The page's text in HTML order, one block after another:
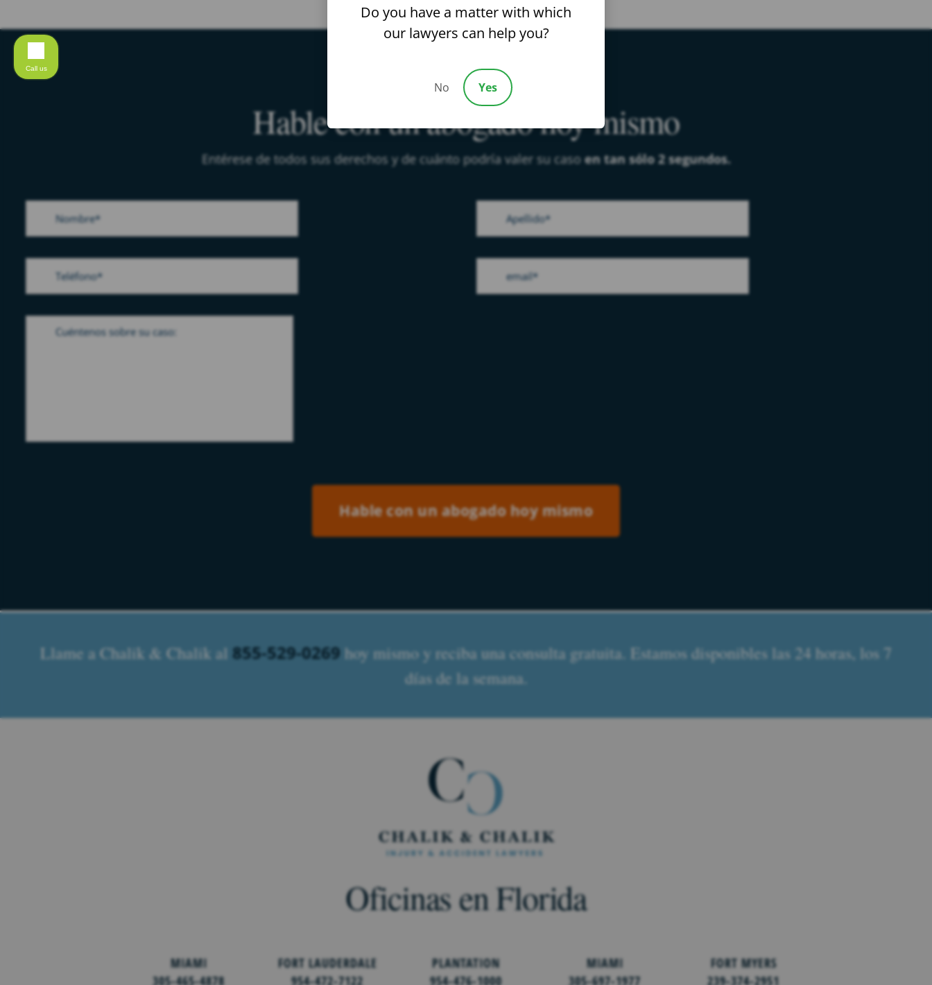
Hable con un abogado hoy mismo
Entérese de todos sus derechos y de cuánto podría valer su casoen tan sólo 2 segundos.
Llame a Chalik & Chalik al 855-529-0269 hoy mismo y reciba una consulta gratuita. Estamos disponibles las 24 horas, los 7
días de la semana.
Oficinas en Florida
MIAMI
305-465-4878
FORT LAUDERDALE
954-472-7122
PLANTATION
954-476-1000
MIAMI
305-697-1977
FORT MYERS
239-374-2951
Call us
Do you have a matter with which
our lawyers can help you?
No Yes